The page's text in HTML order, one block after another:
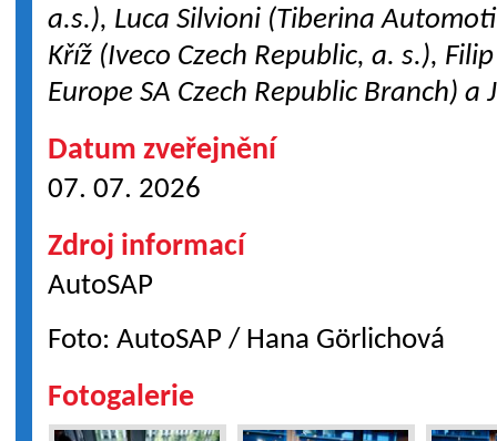
a.s.), Luca Silvioni (Tiberina
Kříž (Iveco Czech Republic, a. s.),
Europe SA Czech Republic Branch) a
Datum zveřejnění
07. 07. 2026
Zdroj informací
AutoSAP
Foto: AutoSAP / Hana Görlichová
Fotogalerie